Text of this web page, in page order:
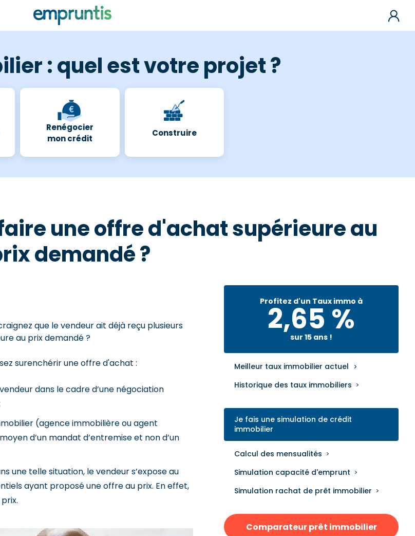
: quel est votre projet ?
Renégocier
mon crédit
Construire
une offre d'achat supérieure au
demandé ?
que le vendeur ait déjà reçu plusieurs
au prix demandé ?
surenchérir une offre d'achat :
dans le cadre d’une négociation
(agence immobilière ou agent
d’un mandat d’entremise et non d’un
une telle situation, le vendeur s’expose au
ayant proposé une offre au prix. En effet,
Profitez d'un Taux immo à
2,65 %
sur 15 ans !
Meilleur taux immobilier actuel
Historique des taux immobiliers
Je fais une simulation de crédit
immobilier
Calcul des mensualités
Simulation capacité d'emprunt
Simulation rachat de prêt immobilier
Comparateur prêt immobilier